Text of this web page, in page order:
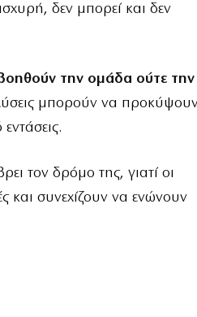
δεν μπορεί και δεν
βοηθούν την ομάδα ούτε την
μπορούν να
τον δρόμο της, γιατί οι
και συνεχίζουν να ενώνουν